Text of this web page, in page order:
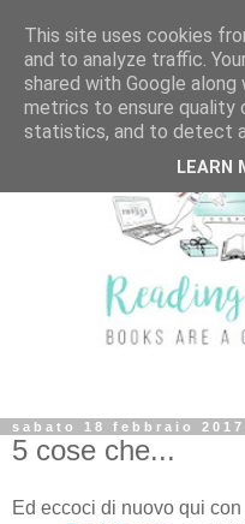
sabato 18 febbraio 2017
5 cose che...
Ed eccoci di nuovo qui
This site uses cookies
and to analyze traffic.
shared with Google
metrics to ensure quality
statistics, and to detect
LEARN